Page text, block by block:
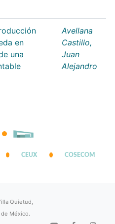
en
una
Avellana
Castillo,
Juan
Alejandro
CEUX COSECOM
Quietud,
México.